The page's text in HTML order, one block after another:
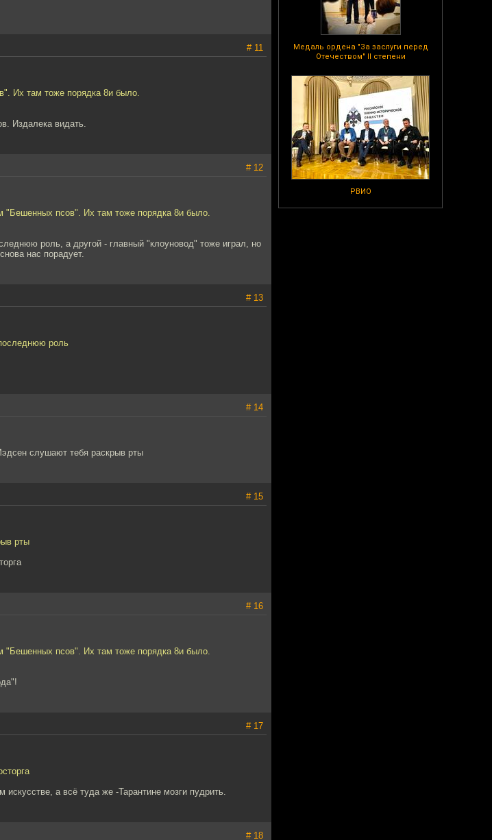
Медаль ордена "За заслуги перед
Отечеством" II степени
РВИО
# 11
Их там тоже порядка 8и было.
Издалека видать.
# 12
"Бешенных псов". Их там тоже порядка 8и было.
роль, а другой - главный "клоуновод" тоже играл, но
нас порадует.
# 13
роль
# 14
слушают тебя раскрыв рты
# 15
рты
# 16
"Бешенных псов". Их там тоже порядка 8и было.
# 17
а всё туда же -Тарантине мозги пудрить.
# 18